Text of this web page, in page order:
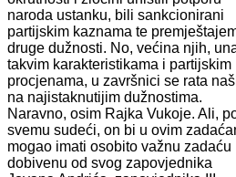
naroda ustanku, bili sankcionirani
partijskim kaznama te
druge dužnosti. No, većina njih,
takvim karakteristikama i partijskim
procjenama, u završnici se rata
na najistaknutijim dužnostima.
Naravno, osim Rajka Vukoje. Ali,
svemu sudeći, on bi u ovim
mogao imati osobito važnu zadaću
dobivenu od svog zapovjednika